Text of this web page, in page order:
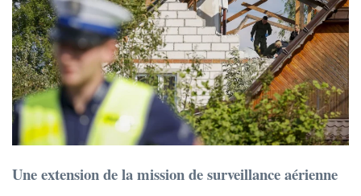
Une extension de la mission de surveillance aérienne